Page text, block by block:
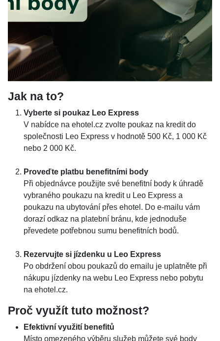
Jak na to?
Vyberte si poukaz Leo Express
V nabídce na ehotel.cz zvolte poukaz na kredit do
společnosti Leo Express v hodnotě 500 Kč, 1 000 Kč
nebo 2 000 Kč.
Proveďte platbu benefitními body
Při objednávce použijte své benefitní body k úhradě
vybraného poukazu na kredit u Leo Express a
poukazu na ubytování přes ehotel. Do e-mailu vám
dorazí odkaz na platební bránu, kde jednoduše
převedete potřebnou sumu benefitních bodů.
Rezervujte si jízdenku u Leo Express
Po obdržení obou poukazů do emailu je uplatněte při
nákupu jízdenky na webu Leo Express nebo pobytu
na ehotel.cz.
Proč využít tuto možnost?
Efektivní využití benefitů
Místo omezeného výběru služeb můžete své body